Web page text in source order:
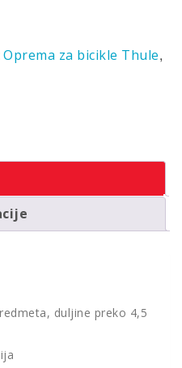
Oprema za bicikle Thule,
duljine preko 4,5